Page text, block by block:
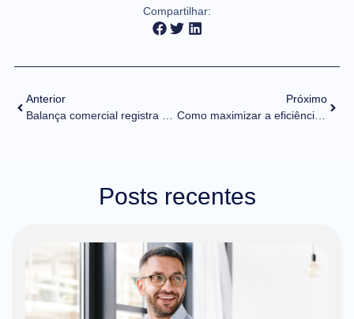
Compartilhar:
Anterior
Balança comercial registra superávit de US$ 1,078 bi na 4° semana de abril
Próximo
Como maximizar a eficiência e minimizar os custos logísticos em comex com uma tecnologia transformadora
Posts recentes